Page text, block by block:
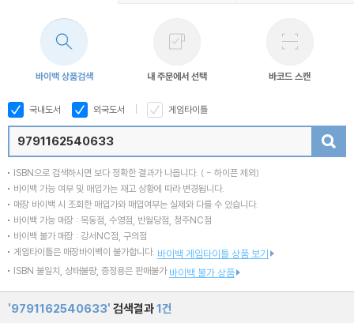
바이백 상품검색 내 주문에서 선택 바코드 스캔
국내도서 외국도서 게임타이틀
ISBN으로 검색하시면 보다 정확한 결과가 나옵니다. ( - 하이픈 제외)
바이백 가능 여부 및 매입가는 재고 상황에 따라 변경됩니다.
매장 바이백 시 조회한 매입가와 매입여부는 실제와 다를 수 있습니다.
바이백 가능 매장 : 목동점, 수영점, 반월당점, 청주NC점
바이백 불가 매장 : 강서NC점, 구의점
게임타이틀은 매장바이백이 불가합니다. 바이백 게임타이틀 상품 보기
ISBN 불일치, 상태불량, 증정용은 판매불가 바이백 불가 상품
'9791162540633' 검색결과1건